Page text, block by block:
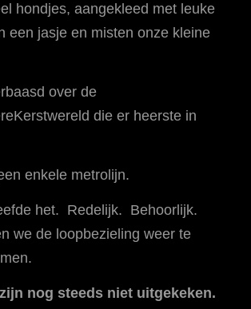
hondjes, aangekleed met leuke
een jasje en misten onze kleine
over de
die er heerste in
enkele metrolijn.
het. Redelijk. Behoorlijk.
we de loopbezieling weer te
nog steeds niet uitgekeken.